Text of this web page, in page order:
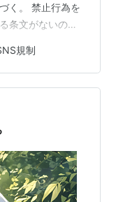
く。 禁止行為を
条文がないの
違法と知らずに
で賭博に誘われる
法律の正体 スパ
トに誘われた」
てしまう人が4
規制